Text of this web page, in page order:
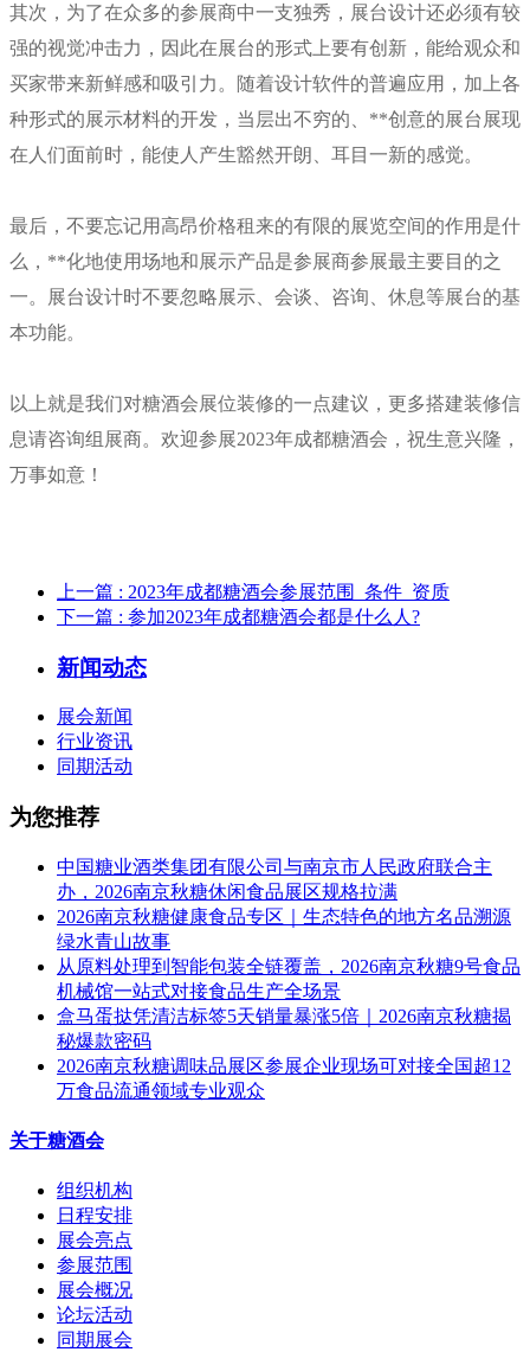
其次，为了在众多的参展商中一支独秀，展台设计还必须有较
强的视觉冲击力，因此在展台的形式上要有创新，能给观众和
买家带来新鲜感和吸引力。随着设计软件的普遍应用，加上各
种形式的展示材料的开发，当层出不穷的、**创意的展台展现
在人们面前时，能使人产生豁然开朗、耳目一新的感觉。
最后，不要忘记用高昂价格租来的有限的展览空间的作用是什
么，**化地使用场地和展示产品是参展商参展最主要目的之
一。展台设计时不要忽略展示、会谈、咨询、休息等展台的基
本功能。
以上就是我们对糖酒会展位装修的一点建议，更多搭建装修信
息请咨询组展商。欢迎参展2023年成都糖酒会，祝生意兴隆，
万事如意！
上一篇 : 2023年成都糖酒会参展范围_条件_资质
下一篇 : 参加2023年成都糖酒会都是什么人?
新闻动态
展会新闻
行业资讯
同期活动
为您推荐
中国糖业酒类集团有限公司与南京市人民政府联合主
办，2026南京秋糖休闲食品展区规格拉满
2026南京秋糖健康食品专区｜生态特色的地方名品溯源
绿水青山故事
从原料处理到智能包装全链覆盖，2026南京秋糖9号食品
机械馆一站式对接食品生产全场景
盒马蛋挞凭清洁标签5天销量暴涨5倍｜2026南京秋糖揭
秘爆款密码
2026南京秋糖调味品展区参展企业现场可对接全国超12
万食品流通领域专业观众
关于糖酒会
组织机构
日程安排
展会亮点
参展范围
展会概况
论坛活动
同期展会